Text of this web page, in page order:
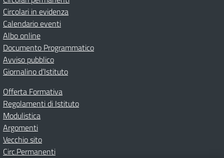
Circolari in evidenza
Calendario eventi
Albo online
Documento Programmatico
Avviso pubblico
Giornalino d’Istituto
Offerta Formativa
Regolamenti di Istituto
Modulistica
Argomenti
Vecchio sito
Circ.Permanenti